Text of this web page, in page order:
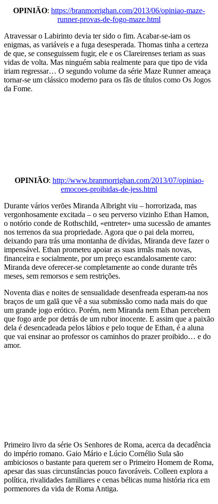
OPINIÃO: https://branmorrighan.com/2013/06/opiniao-maze-
runner-provas-de-fogo-maze.html
Atravessar o Labirinto devia ter sido o fim. Acabar-se-iam os
enigmas, as variáveis e a fuga desesperada. Thomas tinha a certeza
de que, se conseguissem fugir, ele e os Clareirenses teriam as suas
vidas de volta. Mas ninguém sabia realmente para que tipo de vida
iriam regressar… O segundo volume da série Maze Runner ameaça
tornar-se um clássico moderno para os fãs de títulos como Os Jogos
da Fome.
OPINIÃO: http://www.branmorrighan.com/2013/07/opiniao-
emocoes-proibidas-de-jess.html
Durante vários verões Miranda Albright viu – horrorizada, mas
vergonhosamente excitada – o seu perverso vizinho Ethan Hamon,
o notório conde de Rothschild, «entreter» uma sucessão de amantes
nos terrenos da sua propriedade. Agora que o pai dela morreu,
deixando para trás uma montanha de dívidas, Miranda deve fazer o
impensável. Ethan prometeu apoiar as suas irmãs mais novas,
financeira e socialmente, por um preço escandalosamente caro:
Miranda deve oferecer-se completamente ao conde durante três
meses, sem remorsos e sem restrições.
Noventa dias e noites de sensualidade desenfreada esperam-na nos
braços de um galã que vê a sua submissão como nada mais do que
um grande jogo erótico. Porém, nem Miranda nem Ethan percebem
que fogo arde por detrás de um rubor inocente. E assim que a paixão
dela é desencadeada pelos lábios e pelo toque de Ethan, é a aluna
que vai ensinar ao professor os caminhos do prazer proibido… e do
amor.
Primeiro livro da série Os Senhores de Roma, acerca da decadência
do império romano. Gaio Mário e Lúcio Cornélio Sula são
ambiciosos o bastante para querem ser o Primeiro Homem de Roma,
apesar das suas circunstâncias pouco favoráveis. Colleen explora a
política, rivalidades familiares e cenas bélicas numa história rica em
pormenores da vida de Roma Antiga.